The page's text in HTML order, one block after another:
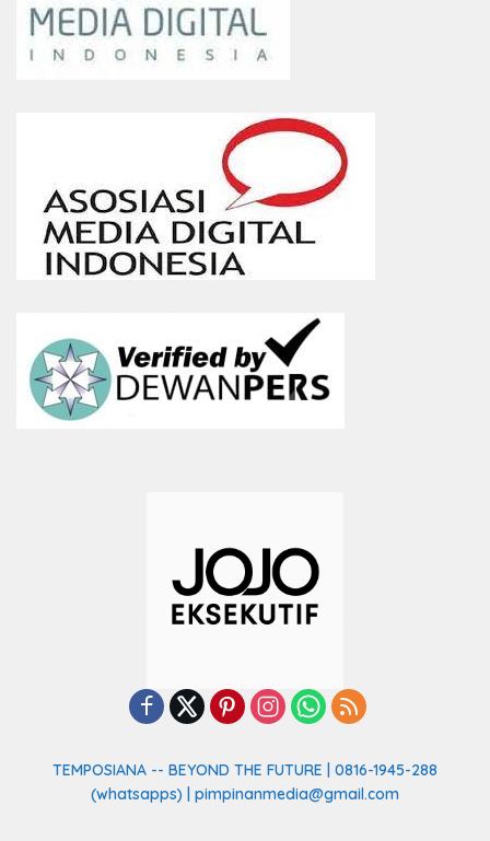
TEMPOSIANA -- BEYOND THE FUTURE | 0816-1945-288
(whatsapps) | pimpinanmedia@gmail.com